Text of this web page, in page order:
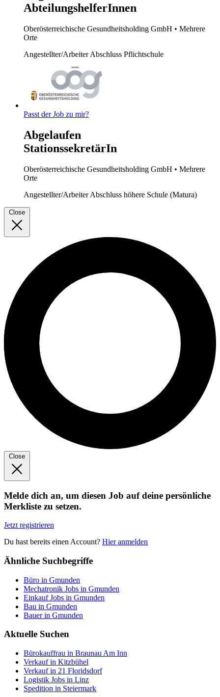
AbteilungshelferInnen
Oberösterreichische Gesundheitsholding GmbH • Mehrere
Orte
Angestellter/ArbeiterAbschluss Pflichtschule
Passt der Job zu mir?
Abgelaufen
StationssekretärIn
Oberösterreichische Gesundheitsholding GmbH • Mehrere
Orte
Angestellter/ArbeiterAbschluss höhere Schule (Matura)
Close
Close
Melde dich an, um diesen Job auf deine persönliche
Merkliste zu setzen.
Jetzt registrieren
Du hast bereits einen Account? Hier anmelden
Ähnliche Suchbegriffe
Büro in Gmunden
Mechatronik Jobs in Gmunden
Einkauf Jobs in Gmunden
Bau in Gmunden
Bauer in Gmunden
Aktuelle Suchen
Bürokauffrau in Braunau Am Inn
Verkauf in Kitzbühel
Verkauf in 21 Floridsdorf
Logistik Jobs in Linz
Spedition in Steiermark